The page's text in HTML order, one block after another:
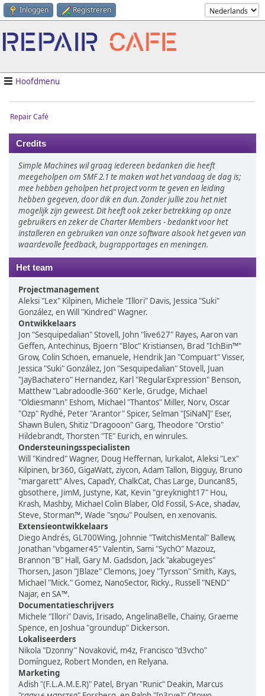
Inloggen Registreren
Hoofdmenu
Repair Café
Credits
Simple Machines wil graag iedereen bedanken die heeft
meegeholpen om SMF 2.1 te maken wat het vandaag de dag is;
mee hebben geholpen het project vorm te geven en leiding
hebben gegeven, door dik en dun. Zonder jullie zou het niet
mogelijk zijn geweest. Dit heeft ook zeker betrekking op onze
gebruikers en zeker de Charter Members - bedankt voor het
installeren en gebruiken van onze software alsook het geven van
waardevolle feedback, bugrapportages en meningen.
Het team
Projectmanagement
Aleksi "Lex" Kilpinen, Michele "Illori" Davis, Jessica "Suki"
González, en Will "Kindred" Wagner.
Ontwikkelaars
Jon "Sesquipedalian" Stovell, John "live627" Rayes, Aaron van
Geffen, Antechinus, Bjoern "Bloc" Kristiansen, Brad "IchBin™"
Grow, Colin Schoen, emanuele, Hendrik Jan "Compuart" Visser,
Jessica "Suki" González, Jon "Sesquipedalian" Stovell, Juan
"JayBachatero" Hernandez, Karl "RegularExpression" Benson,
Matthew "Labradoodle-360" Kerle, Grudge, Michael
"Oldiesmann" Eshom, Michael "Thantos" Miller, Norv, Oscar
"Ozp" Rydhé, Peter "Arantor" Spicer, Selman "[SiNaN]" Eser,
Shawn Bulen, Shitiz "Dragooon" Garg, Theodore "Orstio"
Hildebrandt, Thorsten "TE" Eurich, en winrules.
Ondersteuningsspecialisten
Will "Kindred" Wagner, Doug Heffernan, lurkalot, Aleksi "Lex"
Kilpinen, br360, GigaWatt, ziycon, Adam Tallon, Bigguy, Bruno
"margarett" Alves, CapadY, ChalkCat, Chas Large, Duncan85,
gbsothere, JimM, Justyne, Kat, Kevin "greyknight17" Hou,
Krash, Mashby, Michael Colin Blaber, Old Fossil, S-Ace, shadav,
Steve, Storman™, Wade "sησω" Poulsen, en xenovanis.
Extensieontwikkelaars
Diego Andrés, GL700Wing, Johnnie "TwitchisMental" Ballew,
Jonathan "vbgamer45" Valentin, Sami "SychO" Mazouz,
Brannon "B" Hall, Gary M. Gadsdon, Jack "akabugeyes"
Thorsen, Jason "JBlaze" Clemons, Joey "Tyrsson" Smith, Kays,
Michael "Mick." Gomez, NanoSector, Ricky., Russell "NEND"
Najar, en SA™.
Documentatieschrijvers
Michele "Illori" Davis, Irisado, AngelinaBelle, Chainy, Graeme
Spence, en Joshua "groundup" Dickerson.
Lokaliseerders
Nikola "Dzonny" Novaković, m4z, Francisco "d3vcho"
Domínguez, Robert Monden, en Relyana.
Marketing
Adish "(F.L.A.M.E.R)" Patel, Bryan "Runic" Deakin, Marcus